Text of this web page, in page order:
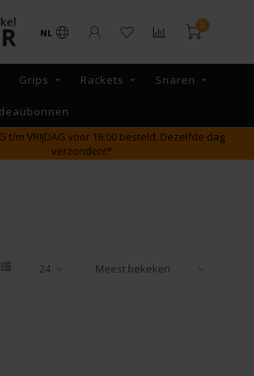
NL
0
Grips Rackets Snaren
GRATIS verzending vanaf €65,- binnen NL